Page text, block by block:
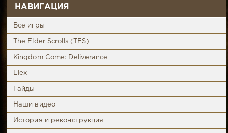
НАВИГАЦИЯ
Все игры
The Elder Scrolls (TES)
Kingdom Come: Deliverance
Elex
Гайды
Наши видео
История и реконструкция